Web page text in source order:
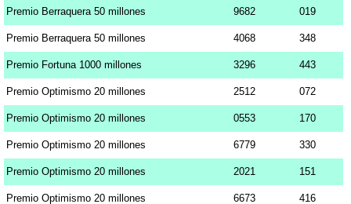
Premio Berraquera 50 millones 9682 019
Premio Berraquera 50 millones 4068 348
Premio Fortuna 1000 millones 3296 443
Premio Optimismo 20 millones 2512 072
Premio Optimismo 20 millones 0553 170
Premio Optimismo 20 millones 6779 330
Premio Optimismo 20 millones 2021 151
Premio Optimismo 20 millones 6673 416